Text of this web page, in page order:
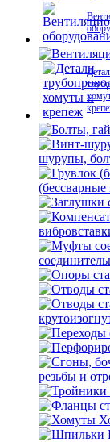
шурупы,
резьбы и